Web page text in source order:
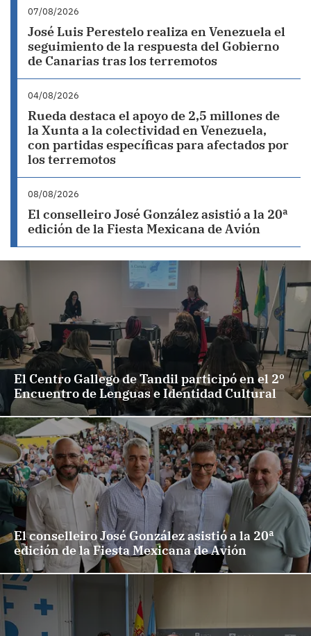
07/08/2026
José Luis Perestelo realiza en Venezuela el
seguimiento de la respuesta del Gobierno
de Canarias tras los terremotos
04/08/2026
Rueda destaca el apoyo de 2,5 millones de
la Xunta a la colectividad en Venezuela,
con partidas específicas para afectados por
los terremotos
08/08/2026
El conselleiro José González asistió a la 20ª
edición de la Fiesta Mexicana de Avión
El Centro Gallego de Tandil participó en el 2º
Encuentro de Lenguas e Identidad Cultural
El conselleiro José González asistió a la 20ª
edición de la Fiesta Mexicana de Avión